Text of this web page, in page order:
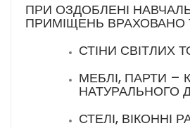
ПРИ ОЗДОБЛЕНІ
ПРИМІЩЕНЬ ВРАХОВАНО
СТІНИ СВІТЛИХ
МЕБЛІ, ПАРТИ –
НАТУРАЛЬНОГО
СТЕЛІ, ВІКОННІ